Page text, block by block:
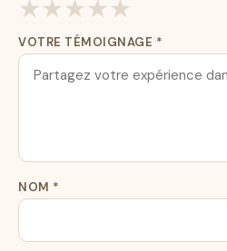
★★★★★
VOTRE TÉMOIGNAGE *
NOM *